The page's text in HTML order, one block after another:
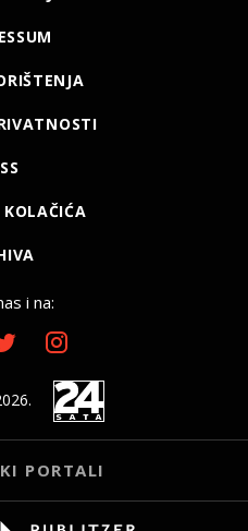
i na:
PORTALI